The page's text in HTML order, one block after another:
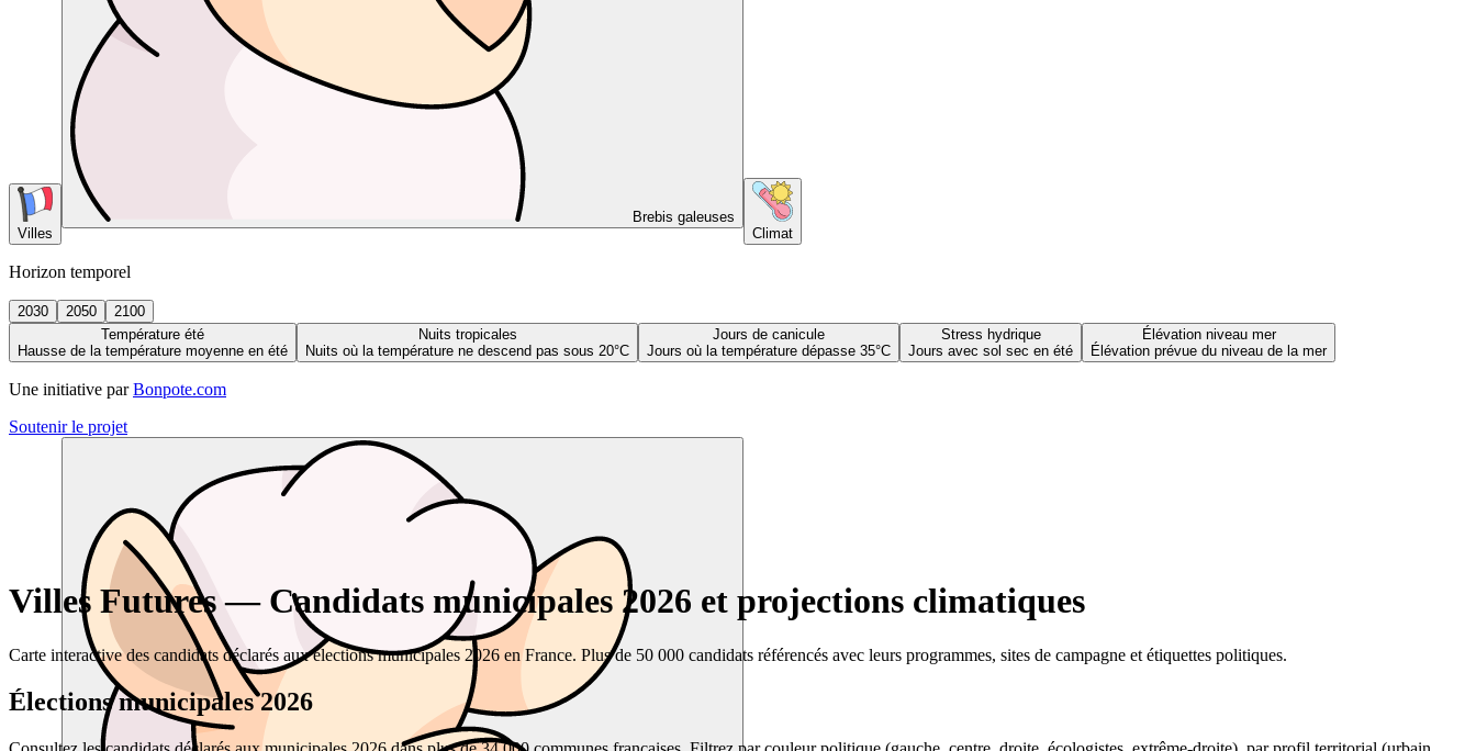
Villes
Brebis galeuses
Climat
Horizon temporel
2030 2050
2100
Température été
Hausse de la température moyenne en été
Nuits tropicales
Nuits où la température ne descend pas sous 20°C
Jours de canicule
Jours où la température dépasse 35°C
Stress hydrique
Jours avec sol sec en été
Élévation niveau mer
Élévation prévue du niveau de la mer
Une initiative par Bonpote.com
Soutenir le projet
Villes Futures — Candidats municipales 2026 et projections climatiques
Carte interactive des candidats déclarés aux élections municipales 2026 en France. Plus de 50 000 candidats référencés avec leurs programmes, sites de campagne et étiquettes politiques.
Élections municipales 2026